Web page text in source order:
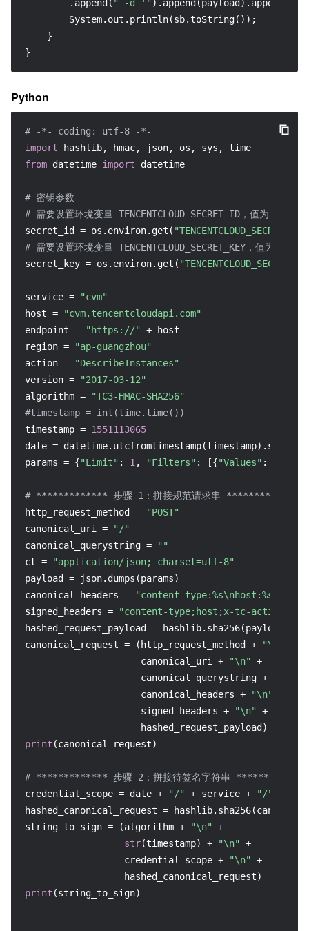
        .append(
" -d '" ).append(payload).append(
        System.out.println(sb.toString());
    }
}
Python
# -*- coding: utf-8 -*-
import
from datetime import datetime
# 密钥参数
# 需要设置环境变量 TENCENTCLOUD_SECRET_ID，值
secret_id = os.environ.get( "TENCENTCLOUD_SECRET_ID"
# 需要设置环境变量 TENCENTCLOUD_SECRET_KEY，
secret_key = os.environ.get(
service =
"cvm"
host =
"cvm.tencentcloudapi.com"
endpoint =
"https://"
+ host
region =
"ap-guangzhou"
action =
"DescribeInstances"
version =
"2017-03-12"
algorithm =
"TC3-HMAC-SHA256"
#timestamp = int(time.time())
timestamp = 1551113065
date =
params = {"Limit" : 1 , "Filters" : [{"Values" : [
# ************* 步骤 1：拼接规范请求串 *************
http_request_method =
"POST"
canonical_uri =
"/"
canonical_querystring =
""
ct =
"application/json; charset=utf-8"
payload = json.dumps(params)
canonical_headers =
"content-type:%s\nhost:%s\nx-
signed_headers =
"content-type;host;x-tc-action"
hashed_request_payload =
canonical_request = (http_request_method +
"\n"
                     canonical_uri +
"\n"
+
                     canonical_querystring +
                     canonical_headers +
"\n"
                     signed_headers +
"\n"
+
print (canonical_request)
# ************* 步骤 2：拼接待签名字符串 *************
credential_scope = date +
"/" + service + "/"
hashed_canonical_request =
string_to_sign = (algorithm +
"\n"
+
str(timestamp) + "\n"
+
                  credential_scope +
"\n"
+
print (string_to_sign)